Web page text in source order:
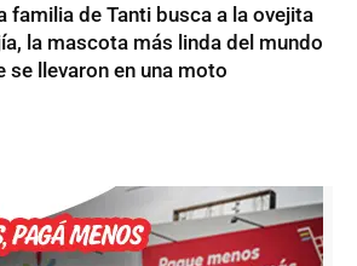
familia de Tanti busca a la ovejita
la mascota más linda del mundo
se llevaron en una moto